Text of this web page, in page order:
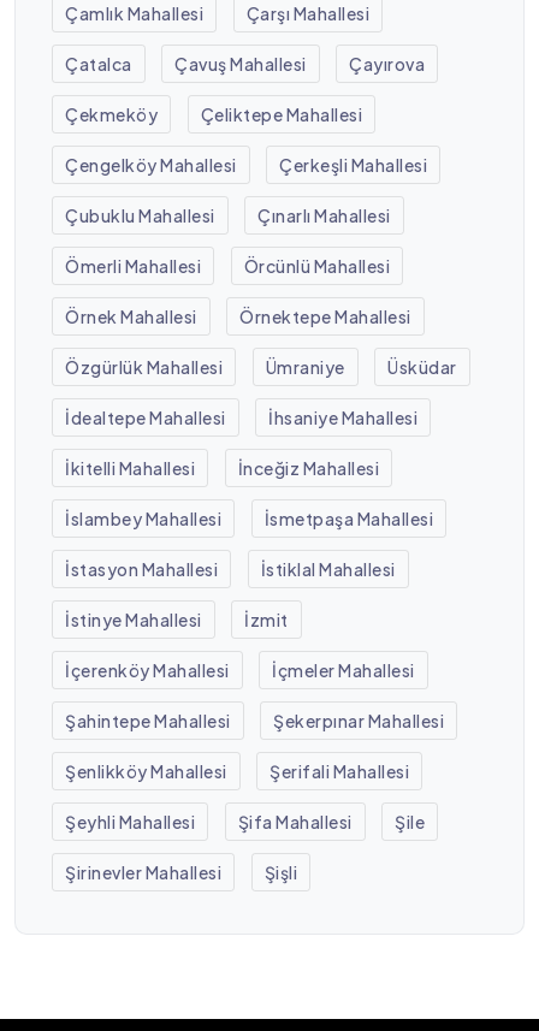
Çamlık Mahallesi Çarşı Mahallesi
Çatalca Çavuş Mahallesi Çayırova
Çekmeköy Çeliktepe Mahallesi
Çengelköy Mahallesi Çerkeşli Mahallesi
Çubuklu Mahallesi Çınarlı Mahallesi
Ömerli Mahallesi Örcünlü Mahallesi
Örnek Mahallesi Örnektepe Mahallesi
Özgürlük Mahallesi Ümraniye Üsküdar
İdealtepe Mahallesi İhsaniye Mahallesi
İkitelli Mahallesi İnceğiz Mahallesi
İslambey Mahallesi İsmetpaşa Mahallesi
İstasyon Mahallesi İstiklal Mahallesi
İstinye Mahallesi İzmit
İçerenköy Mahallesi İçmeler Mahallesi
Şahintepe Mahallesi Şekerpınar Mahallesi
Şenlikköy Mahallesi Şerifali Mahallesi
Şeyhli Mahallesi Şifa Mahallesi Şile
Şirinevler Mahallesi Şişli